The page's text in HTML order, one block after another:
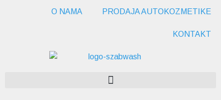
O NAMA PRODAJA AUTOKOZMETIKE
KONTAKT